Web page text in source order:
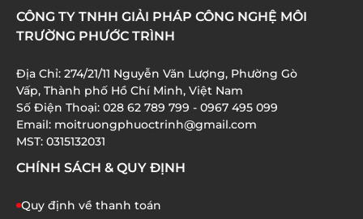
HÓA CHẤT JAVEN TRONG XỬ LÝ NƯỚC THẢI: ƯU
ĐIỂM VÀ ỨNG DỤNG
XỬ LÝ AMONI TRONG NƯỚC THẢI: 8 BƯỚC QUAN
TRỌNG BẠN CẦN BIẾT
01/07/2026
CÔNG TY TNHH GIẢI PHÁP CÔNG NGHỆ MÔI
TRƯỜNG PHƯỚC TRÌNH
Địa Chỉ: 274/21/11 Nguyễn Văn Lượng, Phường Gò
Vấp, Thành phố Hồ Chí Minh, Việt Nam
Số Điện Thoại: 028 62 789 799 - 0967 495 099
Email: moitruongphuoctrinh@gmail.com
MST: 0315132031
CHÍNH SÁCH & QUY ĐỊNH
Quy định về thanh toán